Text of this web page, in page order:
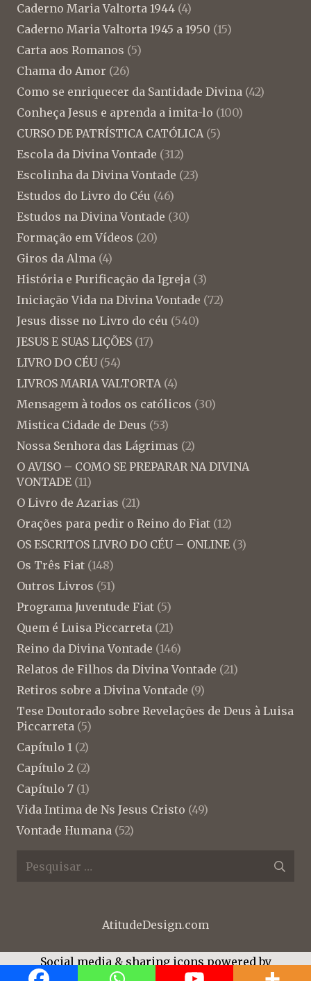
Caderno Maria Valtorta 1944 (4)
Caderno Maria Valtorta 1945 a 1950 (15)
Carta aos Romanos (5)
Chama do Amor (26)
Como se enriquecer da Santidade Divina (42)
Conheça Jesus e aprenda a imita-lo (100)
CURSO DE PATRÍSTICA CATÓLICA (5)
Escola da Divina Vontade (312)
Escolinha da Divina Vontade (23)
Estudos do Livro do Céu (46)
Estudos na Divina Vontade (30)
Formação em Vídeos (20)
Giros da Alma (4)
História e Purificação da Igreja (3)
Iniciação Vida na Divina Vontade (72)
Jesus disse no Livro do céu (540)
JESUS E SUAS LIÇÕES (17)
LIVRO DO CÉU (54)
LIVROS MARIA VALTORTA (4)
Mensagem à todos os católicos (30)
Mistica Cidade de Deus (53)
Nossa Senhora das Lágrimas (2)
O AVISO – COMO SE PREPARAR NA DIVINA
VONTADE (11)
O Livro de Azarias (21)
Orações para pedir o Reino do Fiat (12)
OS ESCRITOS LIVRO DO CÉU – ONLINE (3)
Os Três Fiat (148)
Outros Livros (51)
Programa Juventude Fiat (5)
Quem é Luisa Piccarreta (21)
Reino da Divina Vontade (146)
Relatos de Filhos da Divina Vontade (21)
Retiros sobre a Divina Vontade (9)
Tese Doutorado sobre Revelações de Deus à Luisa
Piccarreta (5)
Capítulo 1 (2)
Capítulo 2 (2)
Capítulo 7 (1)
Vida Intima de Ns Jesus Cristo (49)
Vontade Humana (52)
Pesquisar
AtitudeDesign.com
Social media & sharing icons powered by